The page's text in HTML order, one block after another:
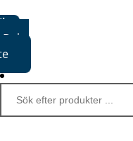
Boka